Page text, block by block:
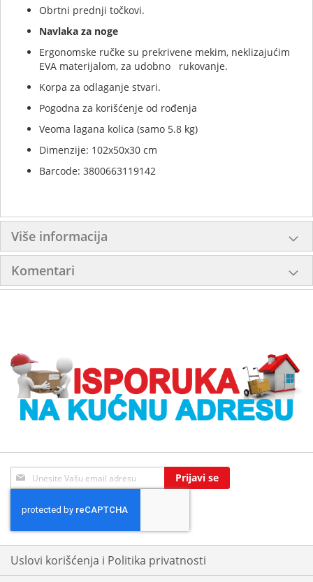
Obrtni prednji točkovi.
Navlaka za noge
Ergonomske ručke su prekrivene mekim, neklizajućim
EVA materijalom, za udobno rukovanje.
Korpa za odlaganje stvari.
Pogodna za korišćenje od rođenja
Veoma lagana kolica (samo 5.8 kg)
Dimenzije: 102x50x30 cm
Barcode: 3800663119142
Više informacija
Komentari
Sign
Up
Our
Newsletter:
Prijavi se
Uslovi korišćenja i Politika privatnosti